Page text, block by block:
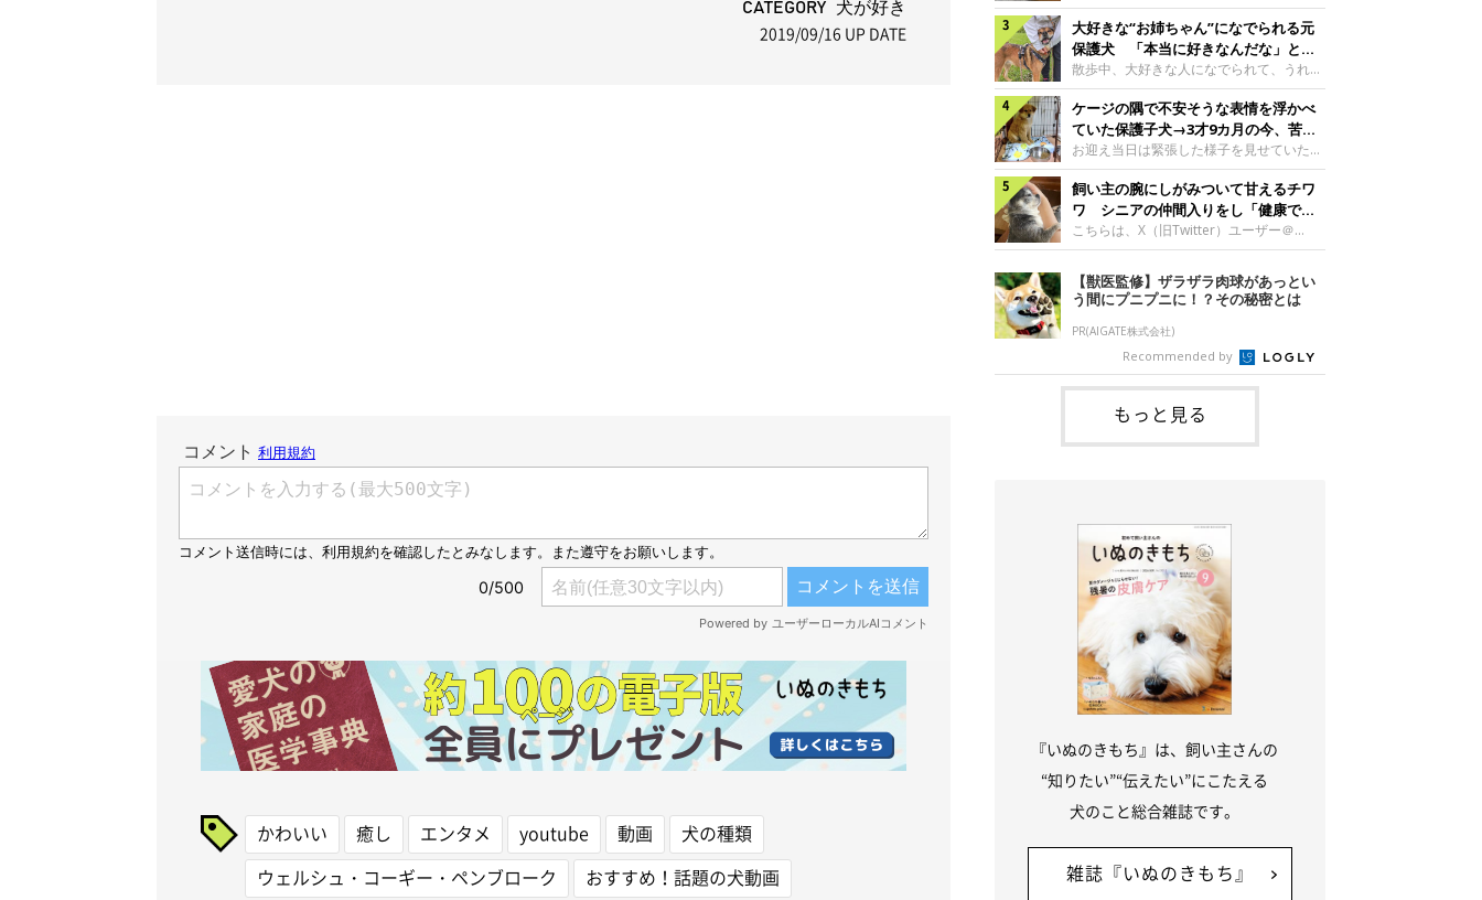
CATEGORY 犬が好き
2019/09/16 UP DATE
かわいい 癒し エンタメ youtube 動画
犬の種類
ウェルシュ・コーギー・ペンブローク
おすすめ！話題の犬動画
したのでしょうか。今回は、神楽ちゃんの
成長を飼い主さんと振り返ります！神楽ち
ゃんの成長について聞いた！お迎えから数
日後の神楽ちゃん（撮影時生後2カ月）＠
Kus1oKg2vsgdWS2――お迎え当初の神楽
ちゃんの様子について教えてください。飼
い主さん： 「お迎え当日から“ヘソ天”で寝
るようなコでし
犬。あれから2カ月、表情や行動にさまざ
まな変化が見られるようになりました。遊
び疲れて眠る生後2カ月のなっちゃん遊び
疲れた様子のなっちゃん。@Pkndg_紹介
するのは、X（旧Twitter）ユーザー
@Pkndg_さんの愛犬・なっちゃん（取材
時、生後4カ月／柴犬）。こちらの写真
は、なっちゃんが生後2カ月のころに撮影
された一枚です。この日、なっちゃんは家
族と一緒におもちゃで遊んでいました。た
くさん遊んで疲れたのか、その後は眠り始
めたそうです。眠るなっちゃん。
@Pkndg_
大好きな“お姉ちゃん”になでられる元
保護犬 「本当に好きなんだな」と感
じる表情にほっこり
散歩中、大好きな人になでられて、うれし
そうな表情を見せる元保護犬。甘えるよう
な姿に、見ているこちらまでほっこりしま
す。大好きな“お姉ちゃん”に甘える小次郎
くん妹さんになでてもらい、うれしそうな
表情を見せる小次郎くん（2026年6月撮
影）。@mika_Jimmy紹介するのは、X（旧
Twitter）ユーザー@mika_Jimmyさんの愛
犬・小次郎くん（撮影時5才）。こちら
は、飼い主さんの妹さんと一緒に散歩をし
日、飼い主さんは実家から自宅へ帰る途
中、妹さんと公園で待ち合わせ
ケージの隅で不安そうな表情を浮かべ
ていた保護子犬→3才9カ月の今、苦手
を克服し頼もしいコに成長！
お迎え当日は緊張した様子を見せていた元
野犬の保護子犬。あれから約3年半、苦手
だったことを一つひとつ克服し、家族に寄
り添う姿を見せています。お迎え当日、ケ
ージの隅で不安そうにお迎え当日のシルビ
アちゃん。@nemonemotos今回紹介する
のは、X（旧Twitter）ユーザー
@nemonemotosさんの愛犬・シルビアち
ゃん（撮影当時、生後推定2カ月）。飼い
主さんが「#最初に撮った一枚」として投
稿した写真には、ケージの隅で不安そうな
表情を浮かべるシルビアちゃんの姿が写っ
ていました。こちらは、保護犬だったシル
飼い主の腕にしがみついて甘えるチワ
ワ シニアの仲間入りをし「健康で穏
やかな暮らしが続いてほしい」と願う
こちらは、X（旧Twitter）ユーザー＠
kotubusuke617さんが投稿した写真。写
っているのは、愛犬でチワワのつぶしゃん
（本名：こつぶちゃん）です。飼い主さん
の腕にしがみつくつぶしゃん（撮影時6
才）＠kotubusuke617撮影当時の状況に
ついて伺うと、飼い主さんはこう教えてく
れました。飼い主さん： 「ある休日のこ
とです。私がソファに座った途端にひざの
上にのってきたので、そのままなでながら
テレビを見ていたのですが、微動だにしな
いので気になって見てみると、腕にしがみ
【獣医監修】ザラザラ肉球があっとい
う間にプニプニに！？その秘密とは
PR(AIGATE株式会社)
Recommended by
もっと見る
『いぬのきもち』は、飼い主さんの
“知りたい”“伝えたい”にこたえる
犬のこと総合雑誌です。
雑誌『いぬのきもち』